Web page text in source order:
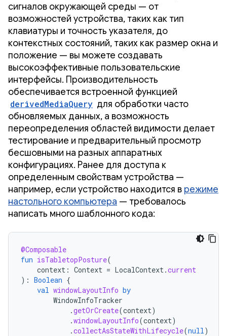
сигналов окружающей среды — от
возможностей устройства, таких как тип
клавиатуры и точность указателя, до
контекстных состояний, таких как размер окна и
положение — вы можете создавать
высокоэффективные пользовательские
интерфейсы. Производительность
обеспечивается встроенной функцией
derivedMediaQuery для обработки часто
обновляемых данных, а возможность
переопределения областей видимости делает
тестирование и предварительный просмотр
бесшовными на разных аппаратных
конфигурациях. Ранее для доступа к
определенным свойствам устройства —
например, если устройство находится в режиме
настольного компьютера — требовалось
написать много шаблонного кода:
@Composable
fun isTabletopPosture(
context : Context = LocalContext .current
): Boolean {
val windowLayoutInfo by
WindowInfoTracker
.getOrCreate(context)
.windowLayoutInfo(context)
.collectAsStateWithLifecycle(null )